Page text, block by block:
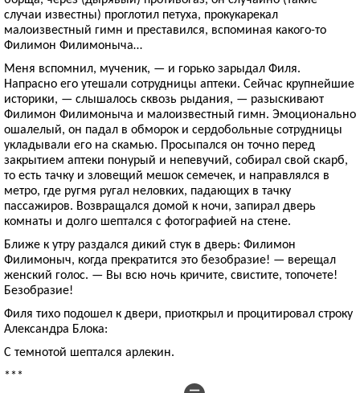
случаи известны) проглотил петуха, прокукарекал
малоизвестный гимн и преставился, вспоминая какого-то
Филимон Филимоныча…
Меня вспомнил, мученик, — и горько зарыдал Филя.
Напрасно его утешали сотрудницы аптеки. Сейчас крупнейшие
историки, — слышалось сквозь рыдания, — разыскивают
Филимон Филимоныча и малоизвестный гимн. Эмоционально
ошалелый, он падал в обморок и сердобольные сотрудницы
укладывали его на скамью. Просыпался он точно перед
закрытием аптеки понурый и непевучий, собирал свой скарб,
то есть тачку и зловещий мешок семечек, и направлялся в
метро, где ругмя ругал неловких, падающих в тачку
пассажиров. Возвращался домой к ночи, запирал дверь
комнаты и долго шептался с фотографией на стене.
Ближе к утру раздался дикий стук в дверь: Филимон
Филимоныч, когда прекратится это безобразие! — верещал
женский голос. — Вы всю ночь кричите, свистите, топочете!
Безобразие!
Филя тихо подошел к двери, приоткрыл и процитировал строку
Александра Блока:
С темнотой шептался арлекин.
***